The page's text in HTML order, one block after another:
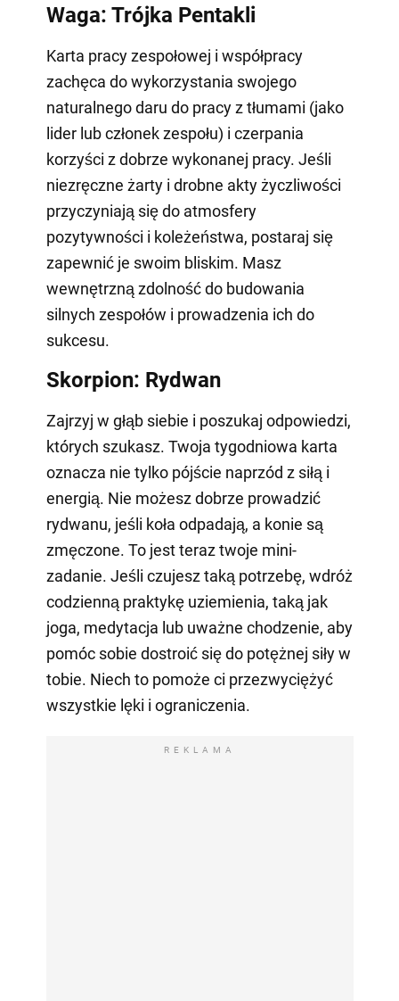
Waga: Trójka Pentakli
Karta pracy zespołowej i współpracy
zachęca do wykorzystania swojego
naturalnego daru do pracy z tłumami (jako
lider lub członek zespołu) i czerpania
korzyści z dobrze wykonanej pracy. Jeśli
niezręczne żarty i drobne akty życzliwości
przyczyniają się do atmosfery
pozytywności i koleżeństwa, postaraj się
zapewnić je swoim bliskim. Masz
wewnętrzną zdolność do budowania
silnych zespołów i prowadzenia ich do
sukcesu.
Skorpion: Rydwan
Zajrzyj w głąb siebie i poszukaj odpowiedzi,
których szukasz. Twoja tygodniowa karta
oznacza nie tylko pójście naprzód z siłą i
energią. Nie możesz dobrze prowadzić
rydwanu, jeśli koła odpadają, a konie są
zmęczone. To jest teraz twoje mini-
zadanie. Jeśli czujesz taką potrzebę, wdróż
codzienną praktykę uziemienia, taką jak
joga, medytacja lub uważne chodzenie, aby
pomóc sobie dostroić się do potężnej siły w
tobie. Niech to pomoże ci przezwyciężyć
wszystkie lęki i ograniczenia.
REKLAMA